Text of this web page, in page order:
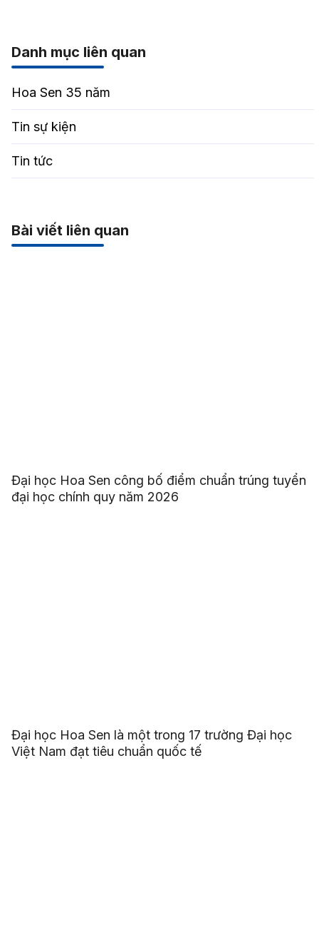
Danh mục liên quan
Hoa Sen 35 năm
Tin sự kiện
Tin tức
Bài viết liên quan
Đại học Hoa Sen công bố điểm chuẩn trúng tuyển
đại học chính quy năm 2026
Đại học Hoa Sen là một trong 17 trường Đại học
Việt Nam đạt tiêu chuẩn quốc tế